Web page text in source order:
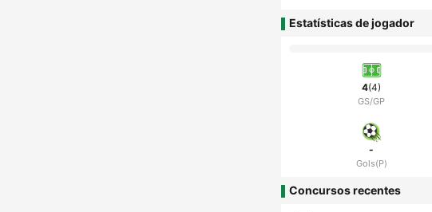
Estatísticas de jogador
4(4)
GS/GP
-
Gols(P)
Concursos recentes